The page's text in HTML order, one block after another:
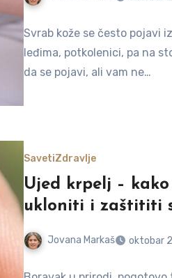
Svrab kože se često pojavi
leđima, potkolenici, pa na
da se pojavi, ali vam ne…
SavetiZdravlje
Ujed krpelj –
ukloniti i zaštititi
Jovana Markaš oktobar